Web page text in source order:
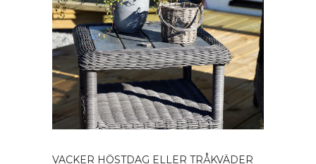
VACKER HÖSTDAG ELLER TRÅKVÄDER